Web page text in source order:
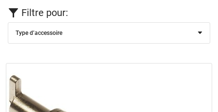
Filtre pour:
Type d’accessoire